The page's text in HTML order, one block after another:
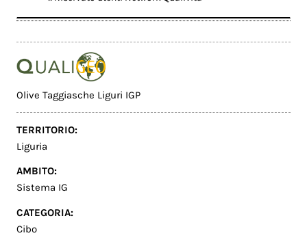
Olive Taggiasche Liguri IGP
TERRITORIO:
Liguria
AMBITO:
Sistema IG
CATEGORIA:
Cibo